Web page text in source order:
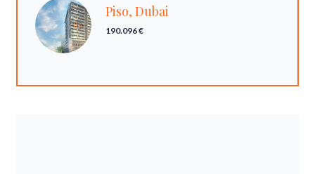
Piso, Dubai
190.096 €